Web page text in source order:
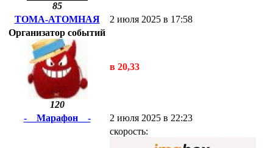
85
ТОМА-АТОМНАЯ
2 июля 2025 в 17:58
Организатор событий
120
в 20,33
-__Марафон__-
2 июля 2025 в 22:23
скорость: